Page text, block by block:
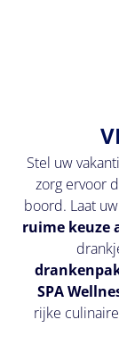
Stel uw
zorg ervoor
boord. Laat
ruime keuze
SPA
rijke